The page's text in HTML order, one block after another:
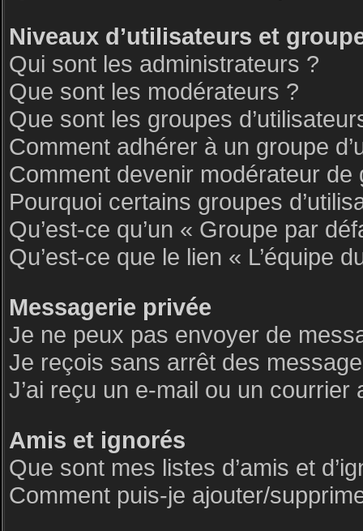
Niveaux d’utilisateurs et
Qui sont les administrateurs ?
Que sont les modérateurs ?
Que sont les groupes
Comment adhérer à un groupe
Comment devenir modérateur de
Pourquoi certains groupes
Qu’est-ce qu’un « Groupe par
Qu’est-ce que le lien « L’équipe
Messagerie privée
Je ne peux pas envoyer de
Je reçois sans arrêt des
J’ai reçu un e-mail ou un courrier
Amis et ignorés
Que sont mes listes d’amis et
Comment puis-je ajouter/